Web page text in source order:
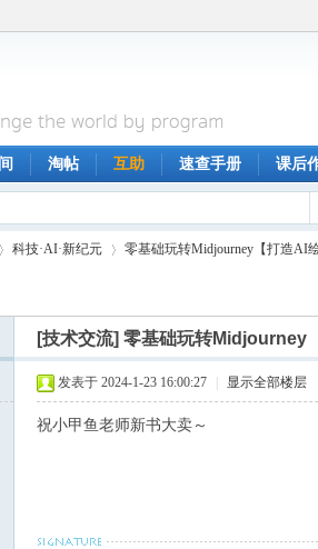
淘帖 互助 速查手册 课后
科技·AI·新纪元
›
零基础玩转Midjourney【打造AI
[技术交流]零基础玩转Midjourney
发表于 2024-1-23 16:00:27 显示全部楼层
祝小甲鱼老师新书大卖～